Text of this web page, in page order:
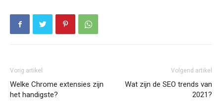
Vorig artikel
Welke Chrome extensies zijn
het handigste?
Volgend artikel
Wat zijn de SEO trends van
2021?